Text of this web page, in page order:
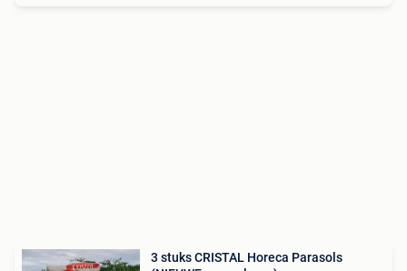
3 stuks CRISTAL Horeca Parasols